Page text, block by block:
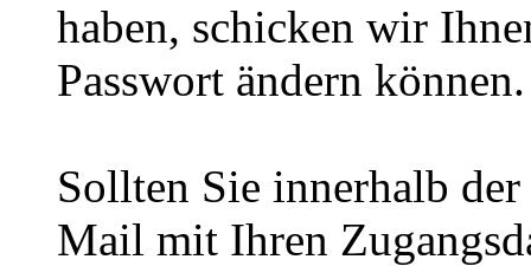
haben, schicken wir
Passwort ändern können.
Sollten Sie innerhalb
Mail mit Ihren